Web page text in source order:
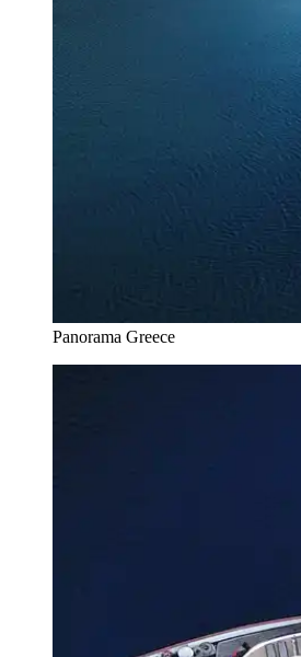
Panorama Greece